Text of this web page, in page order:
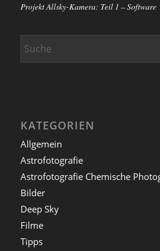
Projekt Allsky-Kamera: Teil 1 – Software
KATEGORIEN
Allgemein
Astrofotografie
Astrofotografie Chemische
Bilder
Deep Sky
Filme
Tipps